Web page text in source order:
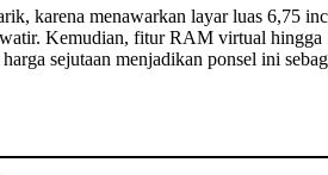
karena menawarkan layar luas 6,75
Kemudian, fitur RAM virtual
sejutaan menjadikan ponsel ini